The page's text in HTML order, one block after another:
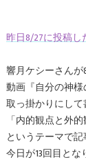
昨日8/27に投稿し
響月ケシーさん
動画『自分の神
取っ掛かりにして
「内的観点と外
というテーマで記
今日が13回目とな